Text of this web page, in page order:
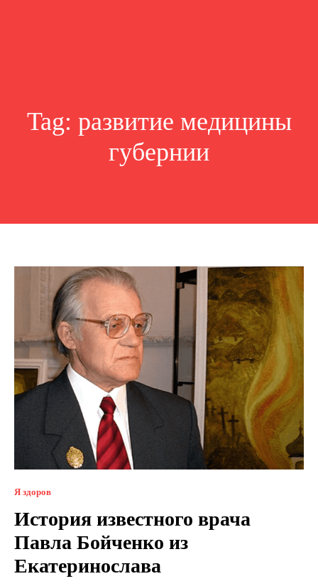
Tag: развитие медицины
губернии
Я здоров
История известного врача
Павла Бойченко из
Екатеринослава